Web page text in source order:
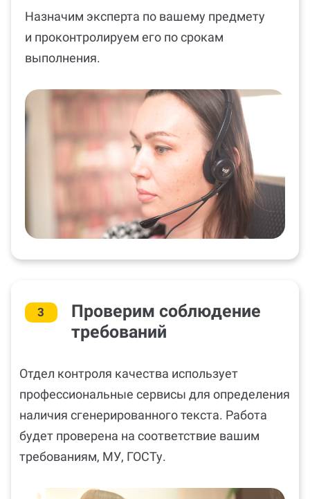
Назначим эксперта по вашему предмету
и проконтролируем его по срокам
выполнения.
3
Проверим соблюдение
требований
Отдел контроля качества использует
профессиональные сервисы для определения
наличия сгенерированного текста. Работа
будет проверена на соответствие вашим
требованиям, МУ, ГОСТу.